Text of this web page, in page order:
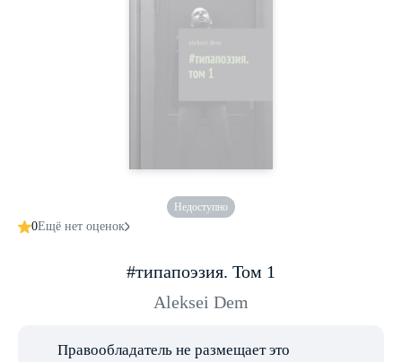
Недоступно
0Ещё нет оценок
#типапоэзия. Том 1
Aleksei Dem
Правообладатель не размещает это